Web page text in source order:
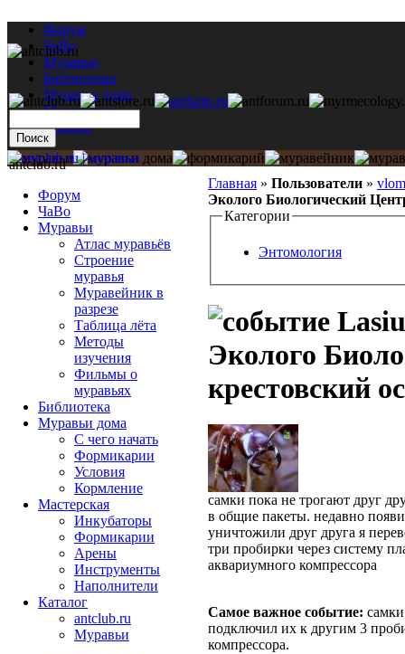
Форум
ЧаВо
Муравьи
Библиотека
Муравьи дома
Мастерская
Каталог
Главная » Пользователи »
Эколого Биологический
Категории
Энтомология
Эколого
крестовский
самки пока не трогают друг
в общие пакеты. недавно
уничтожили друг друга я
три пробирки через систему
аквариумного компрессора
Самое важное событие:
подключил их к другим 3
компрессора.
antclub.ru
Форум
ЧаВо
Муравьи
Атлас муравьёв
Строение
муравья
Муравейник в
разрезе
Таблица лёта
Методы
изучения
Фильмы о
муравьях
Библиотека
Муравьи дома
С чего начать
Формикарии
Условия
Кормление
Мастерская
Инкубаторы
Формикарии
Арены
Инструменты
Наполнители
Каталог
antclub.ru
Муравьи